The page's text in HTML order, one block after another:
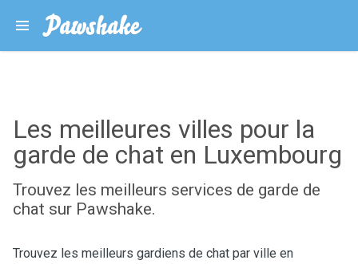
Les meilleures villes pour la
garde de chat en Luxembourg
Trouvez les meilleurs services de garde de
chat sur Pawshake.
Trouvez les meilleurs gardiens de chat par ville en